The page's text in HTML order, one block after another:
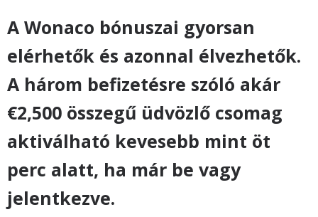
A Wonaco bónuszai gyorsan
elérhetők és azonnal élvezhetők.
A három befizetésre szóló akár
€2,500 összegű üdvözlő csomag
aktiválható kevesebb mint öt
perc alatt, ha már be vagy
jelentkezve.